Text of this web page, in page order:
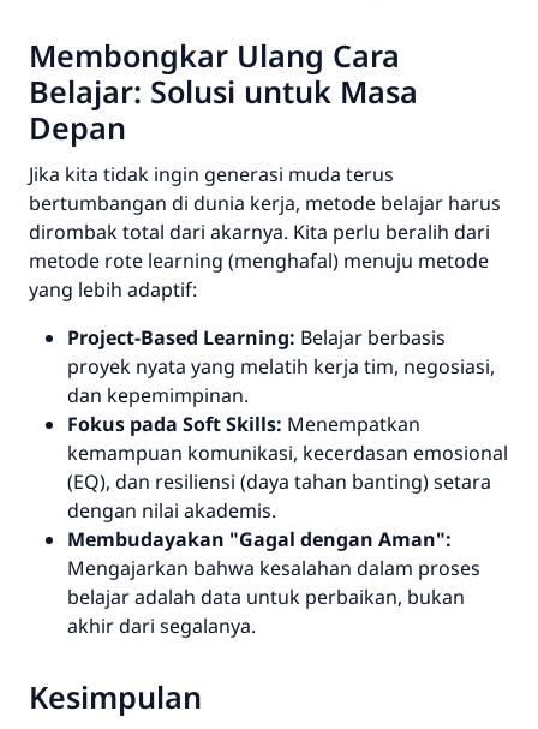
Membongkar Ulang Cara
Belajar: Solusi untuk Masa
Depan
Jika kita tidak ingin generasi muda terus
bertumbangan di dunia kerja, metode belajar harus
dirombak total dari akarnya. Kita perlu beralih dari
metode rote learning (menghafal) menuju metode
yang lebih adaptif:
Project-Based Learning: Belajar berbasis
proyek nyata yang melatih kerja tim, negosiasi,
dan kepemimpinan.
Fokus pada Soft Skills: Menempatkan
kemampuan komunikasi, kecerdasan emosional
(EQ), dan resiliensi (daya tahan banting) setara
dengan nilai akademis.
Membudayakan "Gagal dengan Aman":
Mengajarkan bahwa kesalahan dalam proses
belajar adalah data untuk perbaikan, bukan
akhir dari segalanya.
Kesimpulan